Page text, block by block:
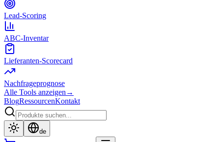
Lead-Scoring
ABC-Inventar
Lieferanten-Scorecard
Nachfrageprognose
Alle Tools anzeigen →
BlogRessourcenKontakt
de